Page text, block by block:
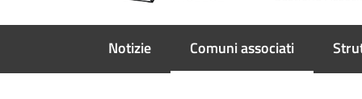
Notizie Comuni associati
Menu selezionato